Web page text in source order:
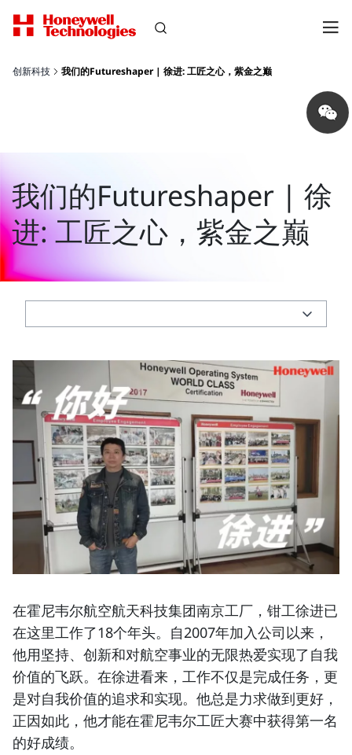
创新科技 我们的Futureshaper | 徐进: 工匠之心，紫金之巅
Share
on
wechat
我们的Futureshaper | 徐
进: 工匠之心，紫金之巅
在霍尼韦尔航空航天科技集团南京工厂，钳工徐进已
在这里工作了18个年头。自2007年加入公司以来，
他用坚持、创新和对航空事业的无限热爱实现了自我
价值的飞跃。在徐进看来，工作不仅是完成任务，更
是对自我价值的追求和实现。他总是力求做到更好，
正因如此，他才能在霍尼韦尔工匠大赛中获得第一名
的好成绩。